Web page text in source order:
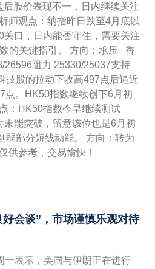
后股价表现不一，日内继续关注
师观点：纳指昨日跌至4月底以
口，日内能否守住，需要关注
的关键指引。 方向：承压 香
26596阻力 25330/25037支持
技股的拉动下收高497点后逼近
点。HK50指数继续创下6月初
：HK50指数今早继续测试
未能突破，留意该位也是6月初
弱部分短线动能。 方向：转为
供参考，交易愉快！
会谈”，市场谨慎乐观对待
一表示，美国与伊朗正在进行